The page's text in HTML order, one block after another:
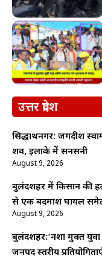
उत्तर प्रदेश
सिद्धार्थनगर: जगदीश
शव, इलाके में सनसनी
August 9, 2026
बुलंदशहर में किसान की
से एक बदमाश घायल समेत
August 9, 2026
बुलंदशहर:’नशा मुक्त
जनपद स्तरीय